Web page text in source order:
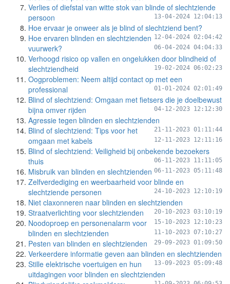
Verlies of diefstal van witte stok van blinde of slechtziende
persoon
13-04-2024 12:04:13
Hoe ervaar je onweer als je blind of slechtziend bent?
12-04-2024 02:04:42
Hoe ervaren blinden en slechtzienden
vuurwerk?
06-04-2024 04:04:33
Verhoogd risico op vallen en ongelukken door blindheid of
slechtziendheid
19-02-2024 06:02:23
Oogproblemen: Neem altijd contact op met een
professional
01-01-2024 02:01:49
Blind of slechtziend: Omgaan met fietsers die je doelbewust
bijna omver rijden
04-12-2023 12:12:30
Agressie tegen blinden en slechtzienden
21-11-2023 01:11:44
Blind of slechtziend: Tips voor het
omgaan met kabels
12-11-2023 12:11:16
Blind of slechtziend: Veiligheid bij onbekende bezoekers
thuis
06-11-2023 11:11:05
Misbruik van blinden en slechtzienden 06-11-2023 05:11:48
Zelfverdediging en weerbaarheid voor blinde en
slechtziende personen
24-10-2023 12:10:19
Niet claxonneren naar blinden en slechtzienden
20-10-2023 03:10:19
Straatverlichting voor slechtzienden
15-10-2023 12:10:23
Noodoproep en personenalarm voor
blinden en slechtzienden
11-10-2023 07:10:27
Pesten van blinden en slechtzienden 29-09-2023 01:09:50
Verkeerdere informatie geven aan blinden en slechtzienden
13-09-2023 05:09:48
Stille elektrische voertuigen en hun
uitdagingen voor blinden en slechtzienden